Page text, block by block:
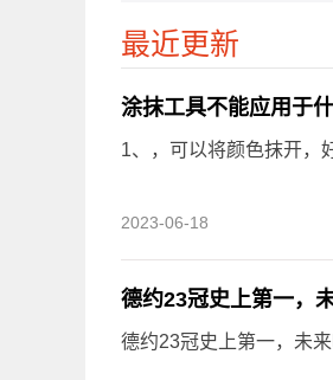
最近更新
涂抹工具不能应用于
1、，可以将颜色抹开，
2023-06-18
德约23冠史上第一，
德约23冠史上第一，未